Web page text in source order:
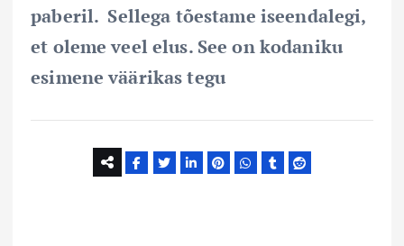
paberil. Sellega tõestame iseendalegi,
et oleme veel elus. See on kodaniku
esimene väärikas tegu